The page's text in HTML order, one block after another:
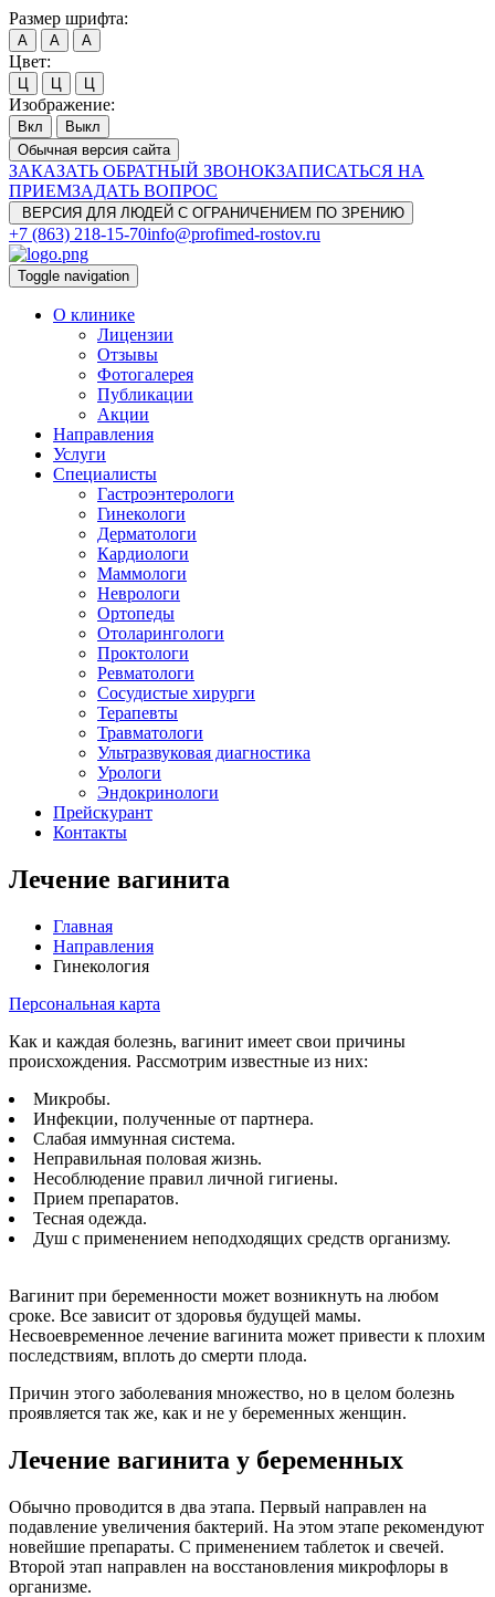
Размер шрифта:
A A A
Цвет:
Ц Ц Ц
Изображение:
Вкл
Выкл
Обычная версия сайта
ЗАКАЗАТЬ ОБРАТНЫЙ ЗВОНОКЗАПИСАТЬСЯ НА
ПРИЕМЗАДАТЬ ВОПРОС
ВЕРСИЯ ДЛЯ ЛЮДЕЙ С ОГРАНИЧЕНИЕМ ПО ЗРЕНИЮ
+7 (863) 218-15-70info@profimed-rostov.ru
Toggle navigation
О клинике
Лицензии
Отзывы
Фотогалерея
Публикации
Акции
Направления
Услуги
Специалисты
Гастроэнтерологи
Гинекологи
Дерматологи
Кардиологи
Маммологи
Неврологи
Ортопеды
Отоларингологи
Проктологи
Ревматологи
Сосудистые хирурги
Терапевты
Травматологи
Ультразвуковая диагностика
Урологи
Эндокринологи
Прейскурант
Контакты
Лечение вагинита
Главная
Направления
Гинекология
Персональная карта
Как и каждая болезнь, вагинит имеет свои причины
происхождения. Рассмотрим известные из них:
Микробы.
Инфекции, полученные от партнера.
Слабая иммунная система.
Неправильная половая жизнь.
Несоблюдение правил личной гигиены.
Прием препаратов.
Тесная одежда.
Душ с применением неподходящих средств организму.
Вагинит при беременности может возникнуть на любом
сроке. Все зависит от здоровья будущей мамы.
Несвоевременное лечение вагинита может привести к плохим
последствиям, вплоть до смерти плода.
Причин этого заболевания множество, но в целом болезнь
проявляется так же, как и не у беременных женщин.
Лечение вагинита у беременных
Обычно проводится в два этапа. Первый направлен на
подавление увеличения бактерий. На этом этапе рекомендуют
новейшие препараты. С применением таблеток и свечей.
Второй этап направлен на восстановления микрофлоры в
организме.